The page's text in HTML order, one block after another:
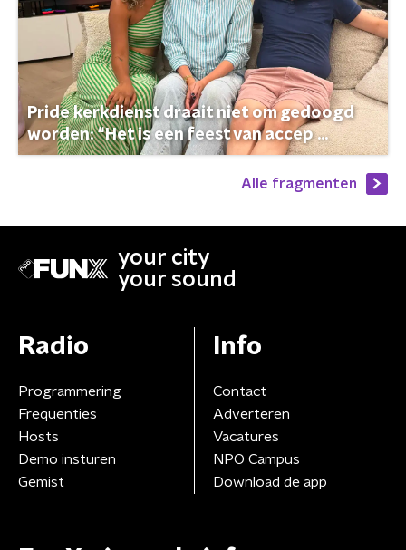
Pride kerkdienst draait niet om gedoogd
worden: “Het is een feest van accep ...
Alle fragmenten
your city
your sound
Radio
Programmering
Frequenties
Hosts
Demo insturen
Gemist
Info
Contact
Adverteren
Vacatures
NPO Campus
Download de app